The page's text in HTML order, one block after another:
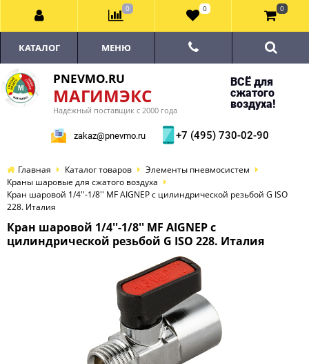
PNEVMO.RU
МАГИМЭКС
Надёжный поставщик с 2000 года
ВСЁ для
сжатого
воздуха!
zakaz@pnevmo.ru +7 (495) 730-02-90
КАТАЛОГ МЕНЮ
Главная Каталог товаров
Элементы пневмосистем
Краны шаровые для сжатого воздуха
Кран шаровой 1/4''-1/8'' MF AIGNEP с цилиндрической резьбой G ISO
228. Италия
Кран шаровой 1/4''-1/8'' MF AIGNEP с
цилиндрической резьбой G ISO 228. Италия
0 0 0